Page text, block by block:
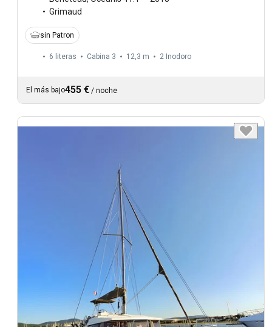
Grimaud
sin Patron
6 literas Cabina 3 12,3 m 2 Inodoro
El más bajo455 € / noche